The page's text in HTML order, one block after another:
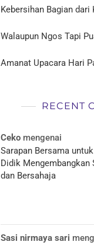
Kebersihan Bagian dari
Walaupun Ngos Tapi
Amanat Upacara Hari
RECENT
Ceko mengenai
Sarapan Bersama
Didik Mengembangkan
dan Bersahaja
Sasi nirmaya sari